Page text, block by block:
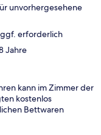
unvorhergesehene
ggf. erforderlich
Jahre
kann im Zimmer der
kostenlos
Bettwaren